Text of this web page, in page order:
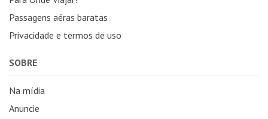
Passagens aéras baratas
Privacidade e termos de uso
SOBRE
Na mídia
Anuncie